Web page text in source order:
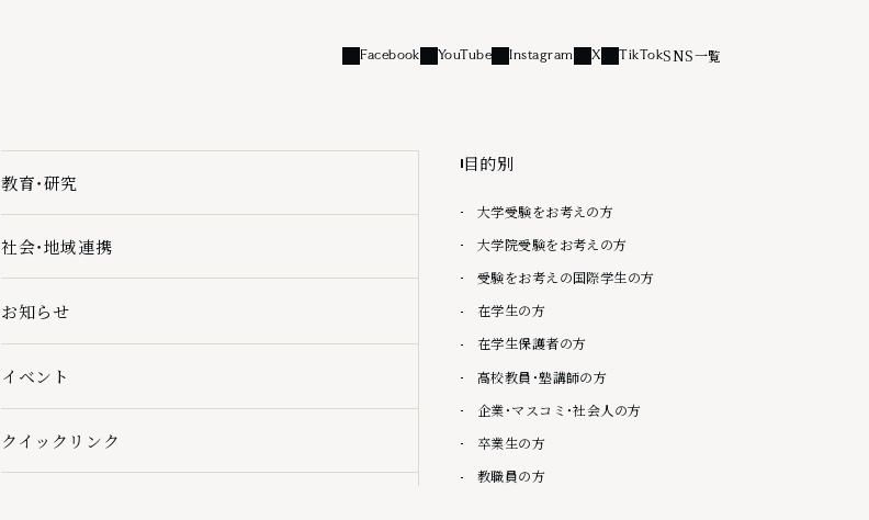
Facebook
外部リンク YouTube
外部リンク Instagram
外部リンク X
外部リンクTikTok
外部リンクSNS一覧
教育・研究
教育・研究の下層ページ一覧を開く
社会・地域連携
社会・地域連携の下層ページ一覧を開く
お知らせ
イベント
クイックリンク
クイックリンクの下層ページ一覧を開く
目的別
大学受験をお考えの方
大学院受験をお考えの方
受験をお考えの国際学生の方
在学生の方
在学生保護者の方
高校教員・塾講師の方
企業・マスコミ・社会人の方
卒業生の方
教職員の方